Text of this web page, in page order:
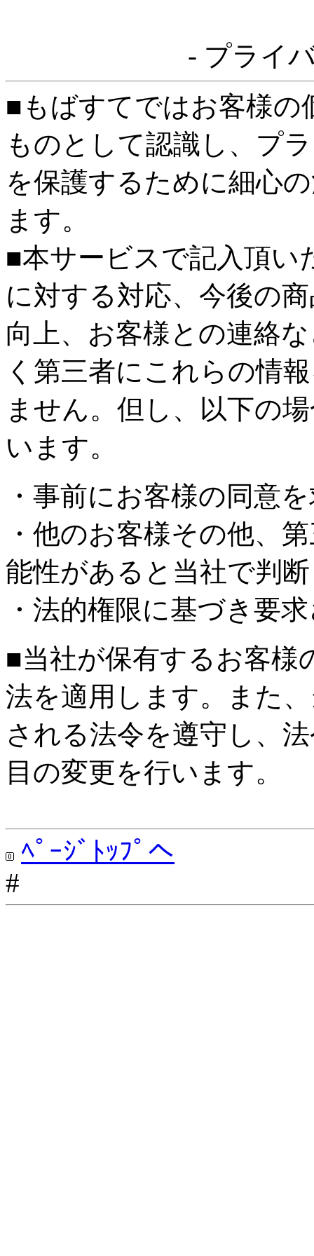
- プライ
■もばすてではお客様の
ものとして認識し、プ
を保護するために細心
ます。
■本サービスで記入頂い
に対する対応、今後の
向上、お客様との連絡
く第三者にこれらの情
ません。但し、以下の
います。
・事前にお客様の同意
・他のお客様その他、
能性があると当社で判
・法的権限に基づき要
■当社が保有するお客様
法を適用します。また
される法令を遵守し、
目の変更を行います。
ﾍﾟｰｼﾞﾄｯﾌﾟへ
#